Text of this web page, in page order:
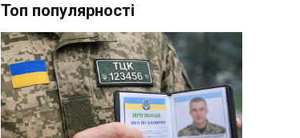
Топ популярності